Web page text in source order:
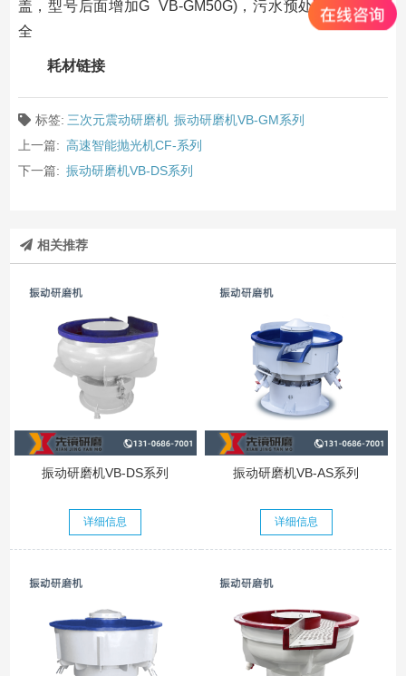
盖，型号后面增加G VB-GM50G)，污水预处理，功能齐
全
耗材链接
标签: 三次元震动研磨机 振动研磨机VB-GM系列
上一篇: 高速智能抛光机CF-系列
下一篇: 振动研磨机VB-DS系列
相关推荐
振动研磨机VB-DS系列
详细信息
振动研磨机VB-AS系列
详细信息